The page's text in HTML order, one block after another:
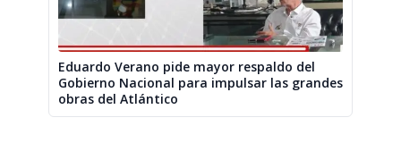
Eduardo Verano pide mayor respaldo del
Gobierno Nacional para impulsar las grandes
obras del Atlántico